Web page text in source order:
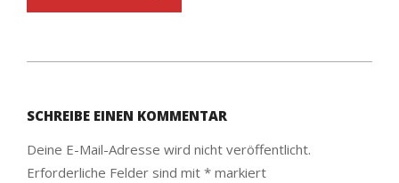
28
SCHREIBE EINEN KOMMENTAR
Deine E-Mail-Adresse wird nicht veröffentlicht.
Erforderliche Felder sind mit * markiert